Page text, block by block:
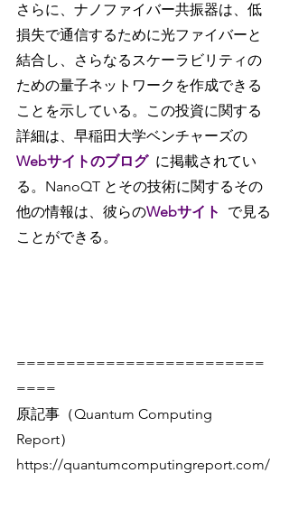
さらに、ナノファイバー共振器は、低
損失で通信するために光ファイバーと
結合し、さらなるスケーラビリティの
ための量子ネットワークを作成できる
ことを示している。この投資に関する
詳細は、早稲田大学ベンチャーズの
Webサイトのブログ に掲載されてい
る。NanoQT とその技術に関するその
他の情報は、彼らのWebサイト
で見る
ことができる。
=========================
====
原記事（Quantum Computing
Report）
https://quantumcomputingreport.com/